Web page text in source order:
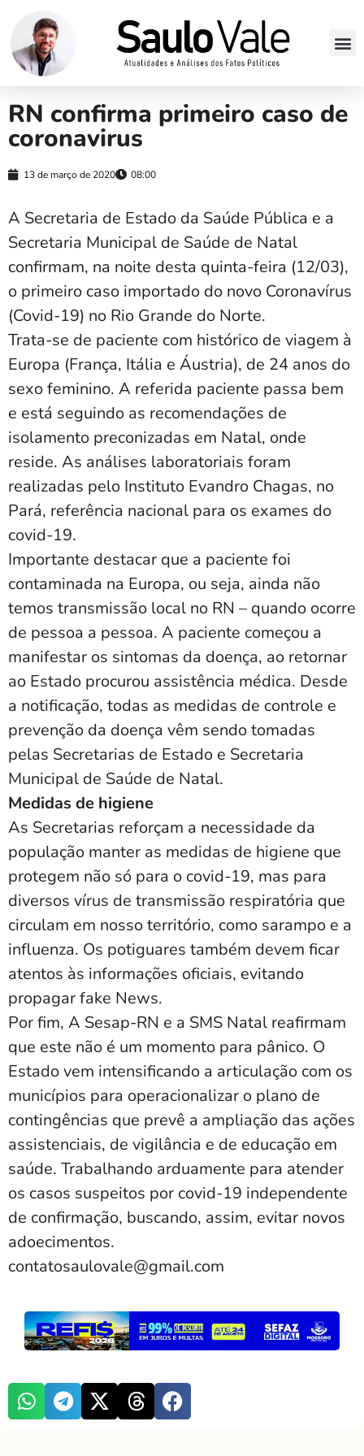
RN confirma primeiro caso de
coronavirus
13 de março de 2020 08:00
A Secretaria de Estado da Saúde Pública e a
Secretaria Municipal de Saúde de Natal
confirmam, na noite desta quinta-feira (12/03),
o primeiro caso importado do novo Coronavírus
(Covid-19) no Rio Grande do Norte.
Trata-se de paciente com histórico de viagem à
Europa (França, Itália e Áustria), de 24 anos do
sexo feminino. A referida paciente passa bem
e está seguindo as recomendações de
isolamento preconizadas em Natal, onde
reside. As análises laboratoriais foram
realizadas pelo Instituto Evandro Chagas, no
Pará, referência nacional para os exames do
covid-19.
Importante destacar que a paciente foi
contaminada na Europa, ou seja, ainda não
temos transmissão local no RN – quando ocorre
de pessoa a pessoa. A paciente começou a
manifestar os sintomas da doença, ao retornar
ao Estado procurou assistência médica. Desde
a notificação, todas as medidas de controle e
prevenção da doença vêm sendo tomadas
pelas Secretarias de Estado e Secretaria
Municipal de Saúde de Natal.
Medidas de higiene
As Secretarias reforçam a necessidade da
população manter as medidas de higiene que
protegem não só para o covid-19, mas para
diversos vírus de transmissão respiratória que
circulam em nosso território, como sarampo e a
influenza. Os potiguares também devem ficar
atentos às informações oficiais, evitando
propagar fake News.
Por fim, A Sesap-RN e a SMS Natal reafirmam
que este não é um momento para pânico. O
Estado vem intensificando a articulação com os
municípios para operacionalizar o plano de
contingências que prevê a ampliação das ações
assistenciais, de vigilância e de educação em
saúde. Trabalhando arduamente para atender
os casos suspeitos por covid-19 independente
de confirmação, buscando, assim, evitar novos
adoecimentos.
contatosaulovale@gmail.com